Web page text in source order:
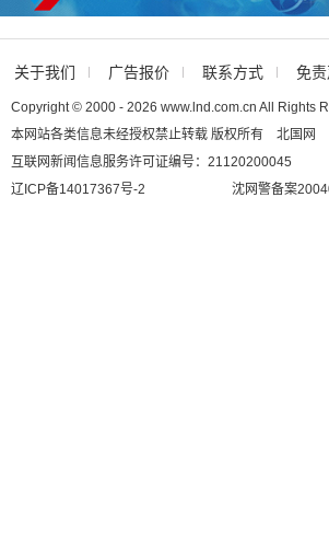
关于我们 广告报价 联系方式 免责
Copyright © 2000 - 2026 www.lnd.com.cn All Rights
本网站各类信息未经授权禁止转载 版权所有 北国网
互联网新闻信息服务许可证编号：21120200045
辽ICP备14017367号-2
沈网警备案